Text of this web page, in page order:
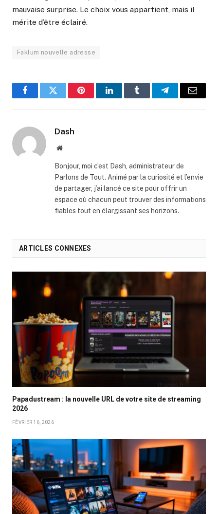
mauvaise surprise. Le choix vous appartient, mais il
mérite d’être éclairé.
Faklum nouvelle adresse
FacebookTwitter PinterestLinkedInTumblr TelegramEmail
Dash
Website
Bonjour, moi c’est Dash, administrateur de
Parlons de Tout. Animé par la curiosité et l’envie
de partager, j’ai lancé ce site pour offrir un
espace où chacun peut trouver des informations
fiables tout en élargissant ses horizons.
ARTICLES CONNEXES
Papadustream : la nouvelle URL de votre site de streaming
2026
FÉVRIER 16, 2026